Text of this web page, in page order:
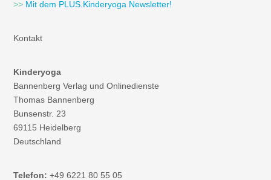
>> Mit dem PLUS.Kinderyoga Newsletter!
Kontakt
Kinderyoga
Bannenberg Verlag und Onlinedienste
Thomas Bannenberg
Bunsenstr. 23
69115 Heidelberg
Deutschland
Telefon: +49 6221 80 55 05